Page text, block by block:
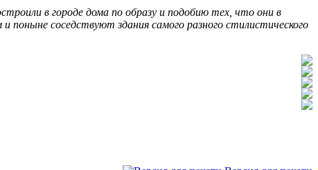
в городе дома по образу и подобию тех, что они в
поныне соседствуют здания самого разного стилистического